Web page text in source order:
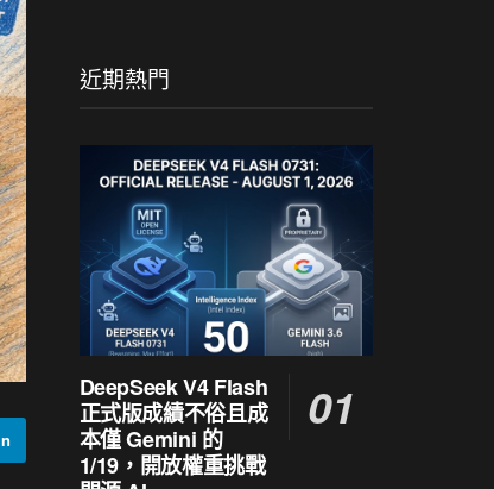
近期熱門
DeepSeek V4 Flash
正式版成績不俗且成
本僅 Gemini 的
1/19，開放權重挑戰